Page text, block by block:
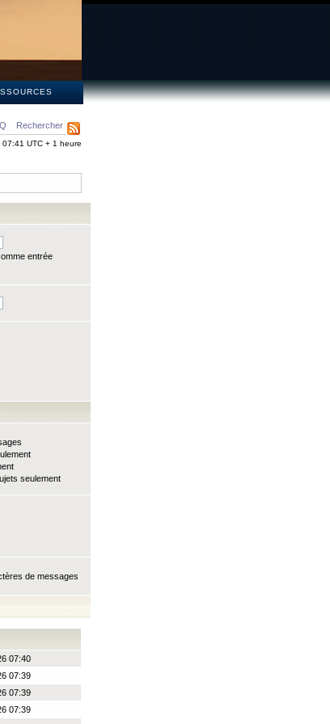
Rechercher
UTC + 1 heure
entrée
seulement
de messages
07:40
07:39
07:39
07:39